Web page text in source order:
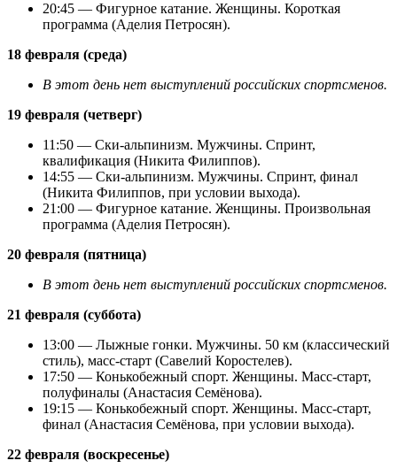
20:45 — Фигурное катание. Женщины. Короткая
программа (Аделия Петросян).
18 февраля (среда)
В этот день нет выступлений российских спортсменов.
19 февраля (четверг)
11:50 — Ски-альпинизм. Мужчины. Спринт,
квалификация (Никита Филиппов).
14:55 — Ски-альпинизм. Мужчины. Спринт, финал
(Никита Филиппов, при условии выхода).
21:00 — Фигурное катание. Женщины. Произвольная
программа (Аделия Петросян).
20 февраля (пятница)
В этот день нет выступлений российских спортсменов.
21 февраля (суббота)
13:00 — Лыжные гонки. Мужчины. 50 км (классический
стиль), масс-старт (Савелий Коростелев).
17:50 — Конькобежный спорт. Женщины. Масс-старт,
полуфиналы (Анастасия Семёнова).
19:15 — Конькобежный спорт. Женщины. Масс-старт,
финал (Анастасия Семёнова, при условии выхода).
22 февраля (воскресенье)